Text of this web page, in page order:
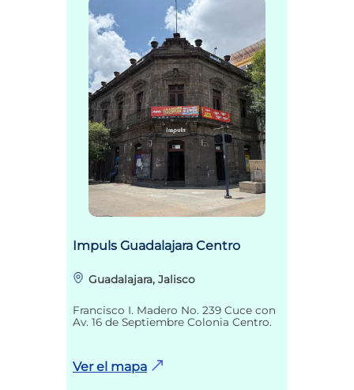
Impuls Guadalajara Centro
Guadalajara, Jalisco
Francisco I. Madero No. 239 Cuce con
Av. 16 de Septiembre Colonia Centro.
Ver el mapa